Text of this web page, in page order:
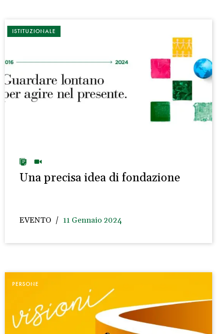
ISTITUZIONALE
Una precisa idea di fondazione
EVENTO 11 Gennaio 2024
PERSONE